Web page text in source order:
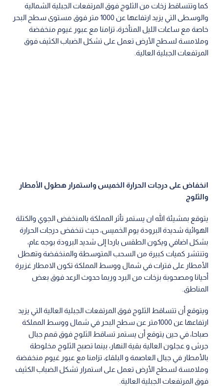
كما وتتساقط زخات من الثلوج فوق المرتفعات الجبلية الشمالية
والوسطى التي يزيد ارتفاعها عن 1000 متر فوق مستوى سطح البحر
خاصة مع ساعات الليل المتأخرة، تزامنا مع عبور غيوم منخفضة
وملامسة لسطح الأرض تعمل على تشكل الضباب الكثيف فوق
المرتفعات الجبلية العالية.
انخفاض على درجات الحرارة الخميس واستمرار هطول الأمطار
والثلوج
يتوقع بمشيئة الله ان يستمر تأثر المملكة بالمنخفض الجوي والكتلة
الهوائية شديدة البرودة يوم الخميس، حيث تنخفض درجات الحرارة
بشكل اضافي ويكون الطقس باردا إلى شديد البرودة بوجه عام،
وتنتشر كميات كبيرة من السحب المتوسطة والمنخفضة وتهطل
الأمطار على فترات في شمال ووسط المملكة تكون الامطار غزيرة
أحيانا ومصحوبة بزخات من البرد وربما حدوث الرعد فوق بعض
المناطق.
ويتوقع أن تتساقط الثلوج فوق المرتفعات الجبلية العالية التي يزيد
ارتفاعها عن 1000متر عن سطح البحر في شمال ووسط المملكة
صباحا، في حين يتوقع أن يستمر تساقط الثلوج فوق قمم جبال
جرش و عجلون العالية بقية النهار، بينما تصبح الثلوج مخلوطة
بالأمطار في جبال العاصمة و البلقاء، تزامنا مع عبور غيوم منخفضة
وملامسة لسطح الأرض تعمل على استمرار تشكل الضباب الكثيف
فوق المرتفعات الجبلية العالية.